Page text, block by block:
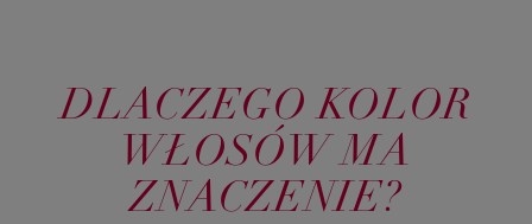
DLACZEGO KOLOR
WŁOSÓW MA
ZNACZENIE?